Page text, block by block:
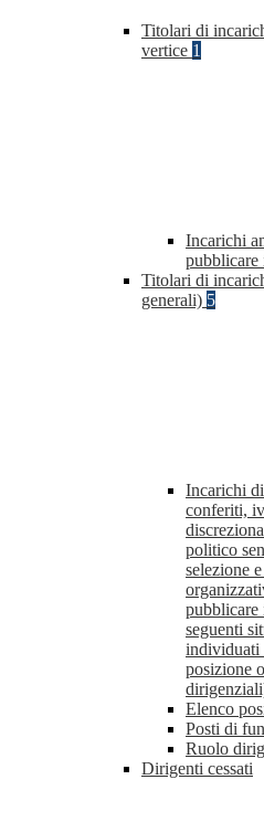
Titolari di
vertice 1
Incarichi
pubblicare
Titolari di
generali) 5
Incarichi
conferiti,
politico
selezione
pubblicare
seguenti
individuati
posizione
Elenco
Posti di
Ruolo
Dirigenti cessati